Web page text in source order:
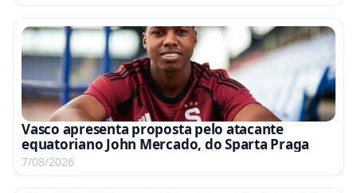
Vasco apresenta proposta pelo atacante
equatoriano John Mercado, do Sparta Praga
7/08/2026